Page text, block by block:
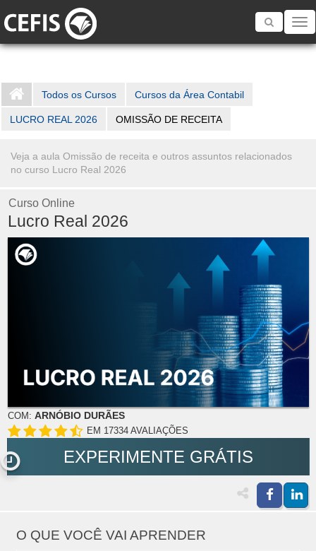
Toggle
Todos os Cursos Cursos da Área Contabil
LUCRO REAL 2026 OMISSÃO DE RECEITA
Veja a aula Omissão de receita e outros assuntos relacionados
no curso Lucro Real 2026
Curso Online
Lucro Real 2026
COM: ARNÓBIO DURÃES
EM 17334 AVALIAÇÕES
EXPERIMENTE GRÁTIS
O QUE VOCÊ VAI APRENDER